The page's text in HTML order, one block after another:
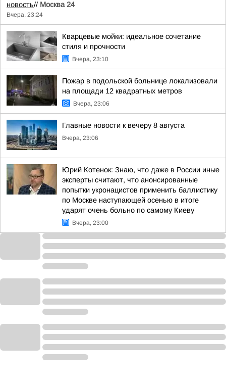
новость// Москва 24
Вчера, 23:24
Кварцевые мойки: идеальное сочетание
стиля и прочности
Вчера, 23:10
Пожар в подольской больнице локализовали
на площади 12 квадратных метров
Вчера, 23:06
Главные новости к вечеру 8 августа
Вчера, 23:06
Юрий Котенок: Знаю, что даже в России иные
эксперты считают, что анонсированные
попытки укронацистов применить баллистику
по Москве наступающей осенью в итоге
ударят очень больно по самому Киеву
Вчера, 23:00